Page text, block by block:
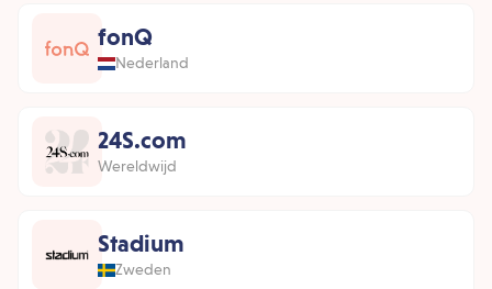
fonQ
Nederland
24S.com
Wereldwijd
Stadium
Zweden